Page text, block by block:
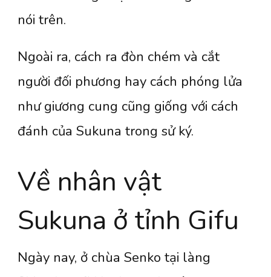
nói trên.
Ngoài ra, cách ra đòn chém và cắt
người đối phương hay cách phóng lửa
như giương cung cũng giống với cách
đánh của Sukuna trong sử ký.
Về nhân vật
Sukuna ở tỉnh Gifu
Ngày nay, ở chùa Senko tại làng